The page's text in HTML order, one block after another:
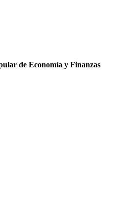
de Economía y Finanzas